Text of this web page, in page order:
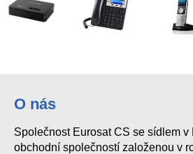
O nás
Společnost Eurosat CS se sídlem v
obchodní společností založenou v